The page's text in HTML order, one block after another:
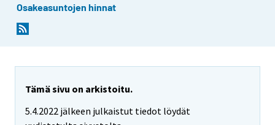
Osakeasuntojen hinnat
Tämä sivu on arkistoitu.
5.4.2022 jälkeen julkaistut tiedot löydät